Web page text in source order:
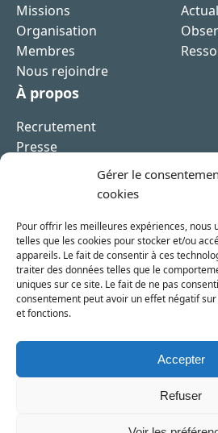
Gérer le
cookies
Pour offrir les meilleures expériences, nous
telles que les cookies pour stocker et/ou
appareils. Le fait de consentir à ces
traiter des données telles que le
uniques sur ce site. Le fait de ne pas
consentement peut avoir un effet négatif
et fonctions.
Accepter
Refuser
Missions
Organisation
Membres
Nous rejoindre
À propos
Recrutement
Presse
Inscrivez-vous à la
Vous recevrez régulièrement
du SRI.